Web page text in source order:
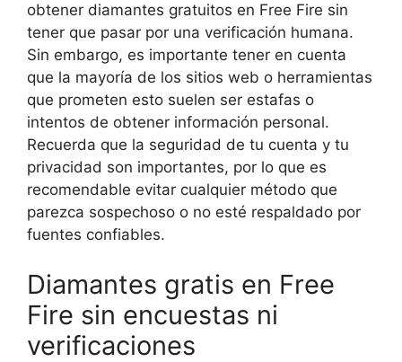
obtener diamantes gratuitos en Free Fire sin
tener que pasar por una verificación humana.
Sin embargo, es importante tener en cuenta
que la mayoría de los sitios web o herramientas
que prometen esto suelen ser estafas o
intentos de obtener información personal.
Recuerda que la seguridad de tu cuenta y tu
privacidad son importantes, por lo que es
recomendable evitar cualquier método que
parezca sospechoso o no esté respaldado por
fuentes confiables.
Diamantes gratis en Free
Fire sin encuestas ni
verificaciones